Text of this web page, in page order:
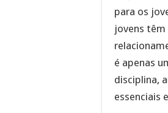
para os
jovens têm
é apenas
disciplina,
essenciais